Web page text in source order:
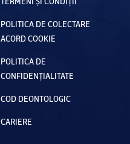
POLITICA DE COLECTARE
ACORD COOKIE
POLITICA DE
CONFIDENȚIALITATE
COD DEONTOLOGIC
CARIERE